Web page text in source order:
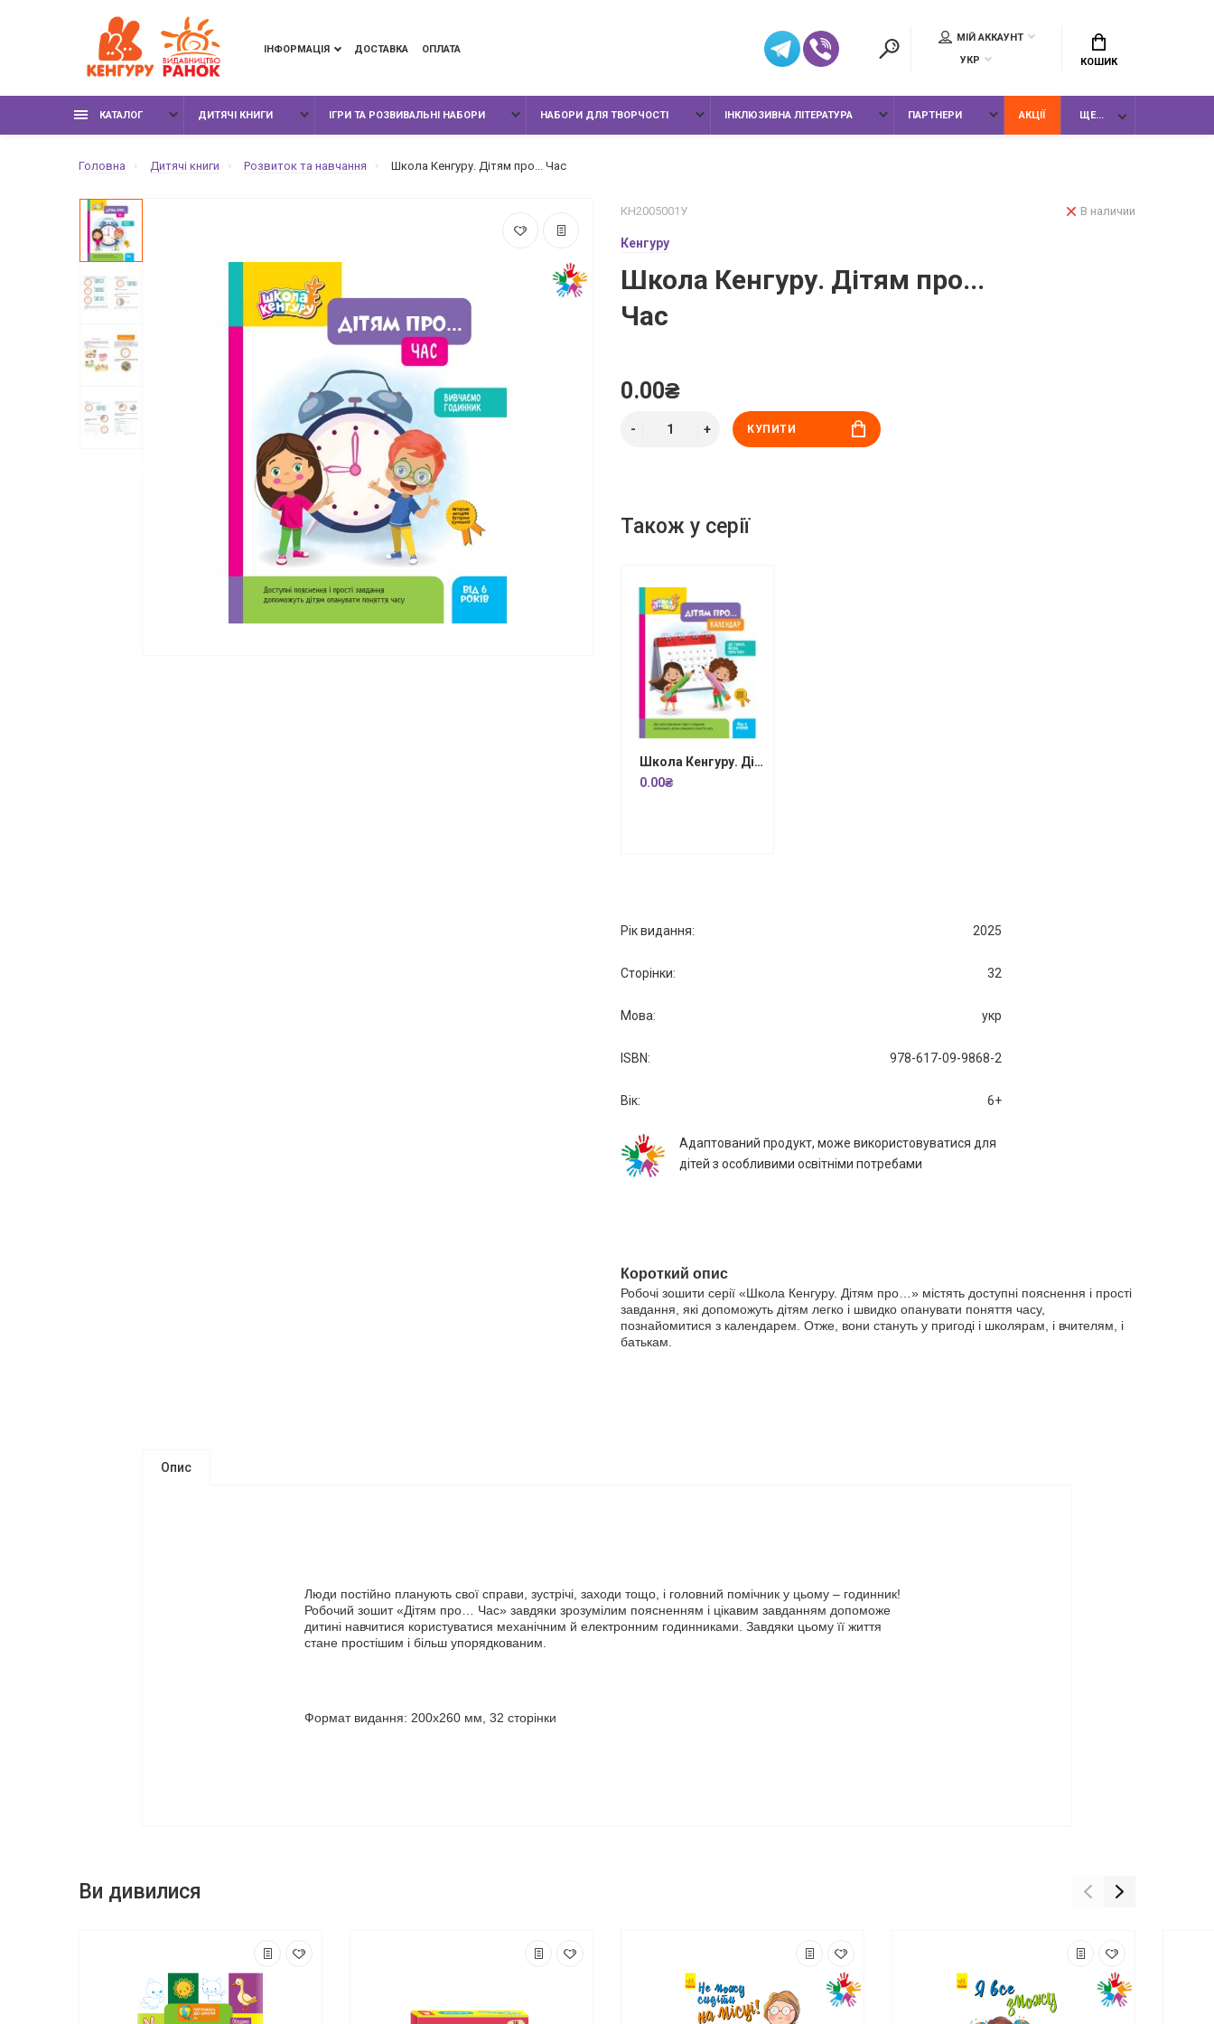
ІНФОРМАЦІЯ ДОСТАВКА ОПЛАТА
МІЙ АККАУНТ
УКР
КОШИК
КАТАЛОГ ДИТЯЧІ КНИГИ ІГРИ ТА РОЗВИВАЛЬНІ НАБОРИ НАБОРИ ДЛЯ ТВОРЧОСТІ ІНКЛЮЗИВНА ЛІТЕРАТУРА ПАРТНЕРИ АКЦІЇ ЩЕ...
Головна Дитячі книги Розвиток та навчання Школа Кенгуру. Дітям про... Час
КН2005001У
Кенгуру
Школа Кенгуру. Дітям про...
Час
В наличии
0.00₴
КУПИТИ
Також у серії
Школа Кенгуру. Дітям про... Календар
0.00₴
Рік видання: 2025
Сторiнки: 32
Мова: укр
ISBN: 978-617-09-9868-2
Вiк: 6+
Адаптований продукт, може використовуватися для
дітей з особливими освітніми потребами
Короткий опис
Робочі зошити серії «Школа Кенгуру. Дітям про…» містять доступні пояснення і прості
завдання, які допоможуть дітям легко і швидко опанувати поняття часу,
познайомитися з календарем. Отже, вони стануть у пригоді і школярам, і вчителям, і
батькам.
Опис
Люди постійно планують свої справи, зустрічі, заходи тощо, і головний помічник у цьому – годинник!
Робочий зошит «Дітям про… Час» завдяки зрозумілим поясненням і цікавим завданням допоможе
дитині навчитися користуватися механічним й електронним годинниками. Завдяки цьому її життя
стане простішим і більш упорядкованим.
Формат видання: 200х260 мм, 32 сторінки
Ви дивилися